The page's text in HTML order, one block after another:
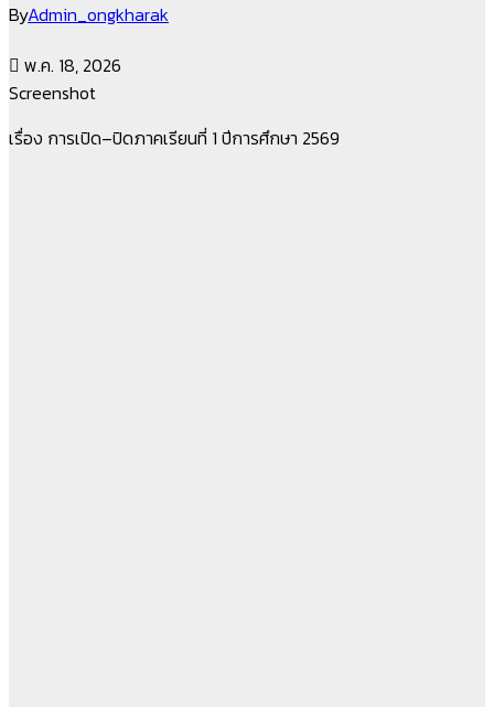
ByAdmin_ongkharak
พ.ค. 18, 2026
Screenshot
เรื่อง การเปิด–ปิดภาคเรียนที่ 1 ปีการศึกษา 2569